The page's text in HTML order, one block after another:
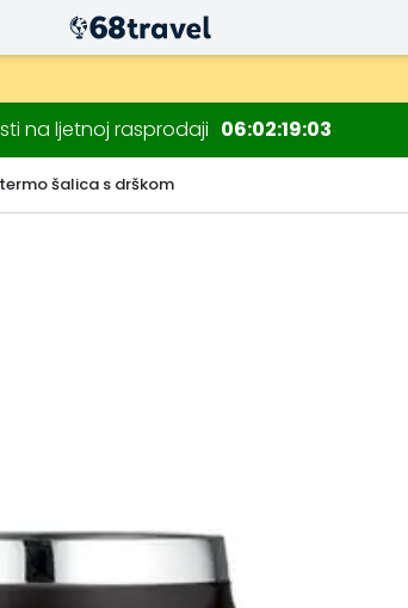
na ljetnoj rasprodaji 06021903
šalica s drškom